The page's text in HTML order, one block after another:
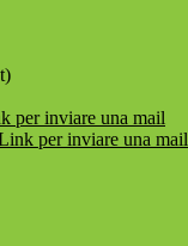
per inviare una mail
per inviare una mail